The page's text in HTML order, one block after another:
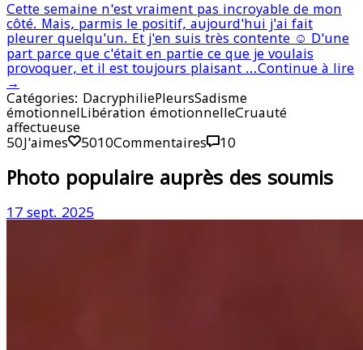
Cette semaine n'est vraiment pas incroyable de mon
côté. Mais, parmis le positif, aujourd'hui j'ai fait
pleurer quelqu'un. Et j'en suis très contente ☺️ D'une
part parce que c'était en partie ce que je voulais
provoquer, et il est toujours plaisant ...Continue à lire
→
Catégories: DacryphiliePleursSadisme
émotionnelLibération émotionnelleCruauté
affectueuse
50J'aimes 5010Commentaires 10
Photo populaire auprès des soumis
17 sept. 2025